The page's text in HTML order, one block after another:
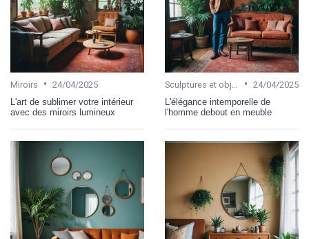
Miroirs • 24/04/2025
L'art de sublimer votre intérieur
avec des miroirs lumineux
• 24/04/2025
L'élégance intemporelle de
l'homme debout en meuble